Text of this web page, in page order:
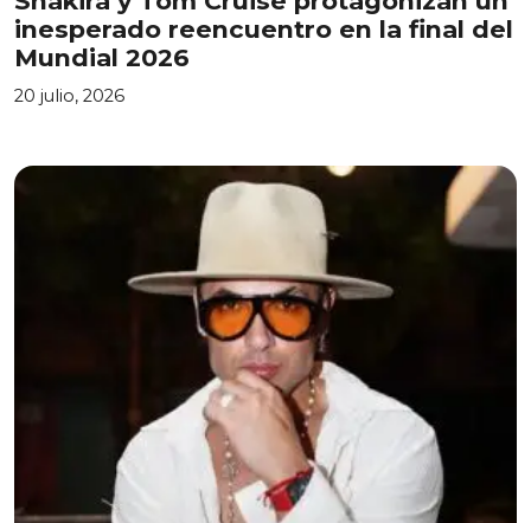
inesperado reencuentro en la final del
Mundial 2026
20 julio, 2026